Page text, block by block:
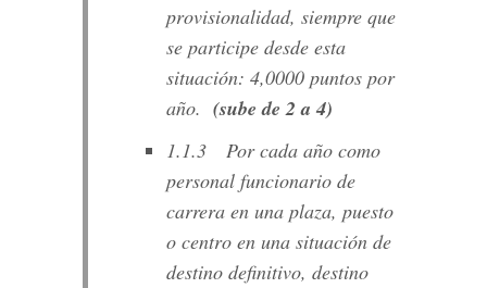
provisionalidad, siempre que
se participe desde esta
situación: 4,0000 puntos por
año. (sube de 2 a 4)
1.1.3 Por cada año como
personal funcionario de
carrera en una plaza, puesto
o centro en una situación de
destino definitivo, destino